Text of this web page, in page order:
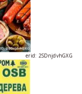
erid: 2SDnjdvhGXG